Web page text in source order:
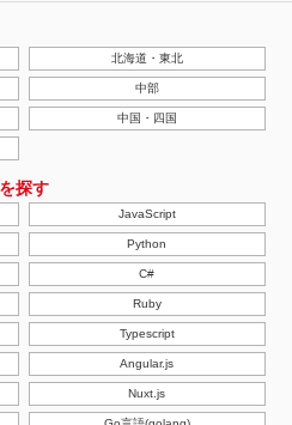
北海道・東北
中部
中国・四国
探す
JavaScript
Python
C#
Ruby
Typescript
Angular.js
Nuxt.js